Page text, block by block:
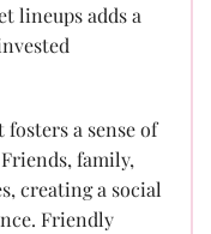
lineups adds a
a sense of
family,
creating a social
Friendly